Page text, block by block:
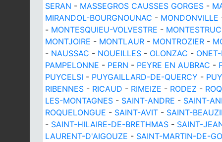
SERAN - MASSEGROS CAUSSES GORGES -
MIRANDOL-BOURGNOUNAC - MONDONVILLE
- MONTESQUIEU-VOLVESTRE -
MONTJOIRE - MONTLAUR - MONTROZIER -
- NAUSSAC - NOUEILLES - OLONZAC -
PAMPELONNE - PERN - PEYRE EN AUBRAC -
PUYCELSI - PUYGAILLARD-DE-QUERCY -
RIBENNES - RICAUD - RIMEIZE - RODEZ -
LES-MONTAGNES - SAINT-ANDRE - SAINT-
ROQUELONGUE - SAINT-AVIT - SAINT-
- SAINT-HILAIRE-DE-BRETHMAS - SAINT-
LAURENT-D'AIGOUZE - SAINT-MARTIN-DE-